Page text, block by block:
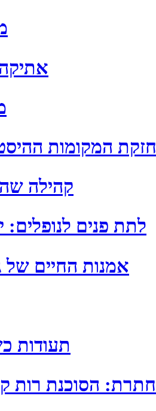
המקומות
קהילה
לתת פנים לנופלים:
אמנות החיים של
תעודות
הסוכנת רות